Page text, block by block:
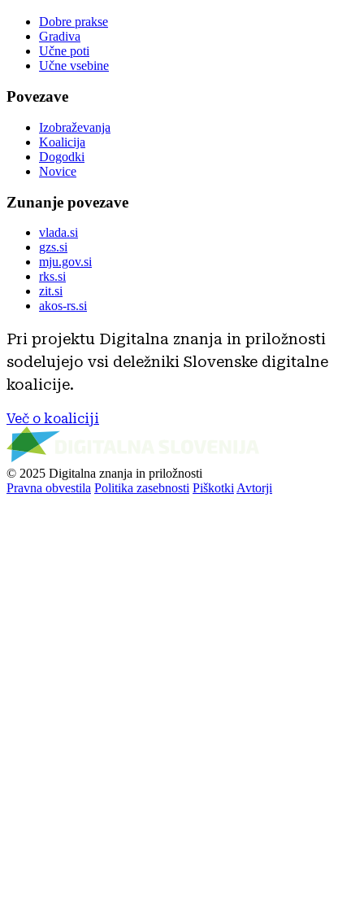
Dobre prakse
Gradiva
Učne poti
Učne vsebine
Povezave
Izobraževanja
Koalicija
Dogodki
Novice
Zunanje povezave
vlada.si
gzs.si
mju.gov.si
rks.si
zit.si
akos-rs.si
Pri projektu Digitalna znanja in priložnosti
sodelujejo vsi deležniki Slovenske digitalne
koalicije.
Več o koaliciji
© 2025 Digitalna znanja in priložnosti
Pravna obvestila Politika zasebnosti Piškotki Avtorji